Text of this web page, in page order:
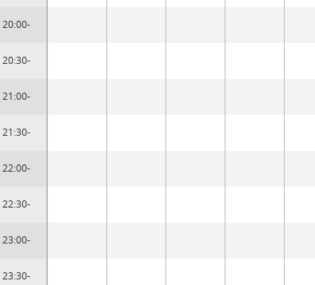
20:00-
20:30-
21:00-
21:30-
22:00-
22:30-
23:00-
23:30-